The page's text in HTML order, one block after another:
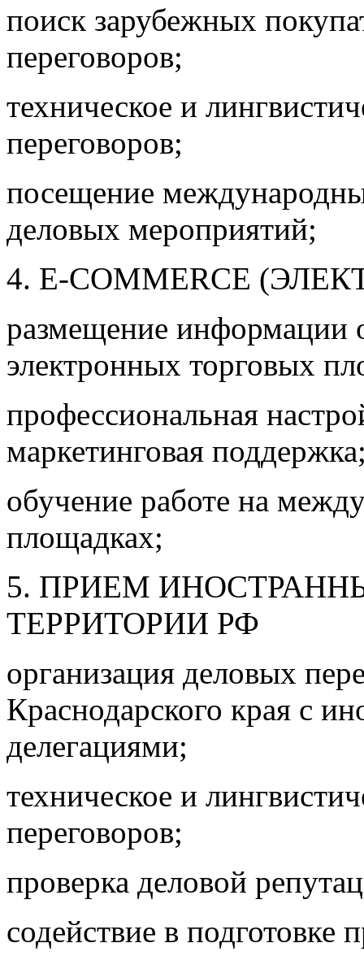
поиск зарубежных
переговоров;
техническое и
переговоров;
посещение
деловых мероприятий;
4. E-COMMERCE
размещение информации
электронных торговых
профессиональная
маркетинговая
обучение работе на
площадках;
5. ПРИЕМ
ТЕРРИТОРИИ РФ
организация деловых
Краснодарского края с
делегациями;
техническое и
переговоров;
проверка деловой
содействие в подготовке